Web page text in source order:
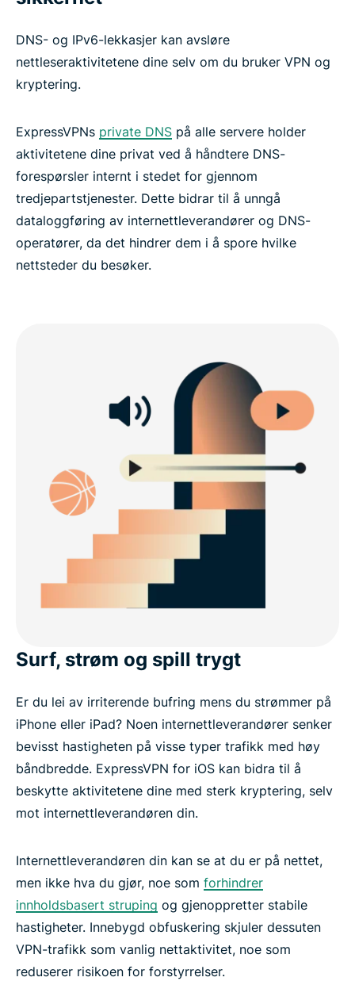
DNS- og IPv6-lekkasjer kan avsløre
nettleseraktivitetene dine selv om du bruker VPN og
kryptering.
ExpressVPNs private DNS på alle servere holder
aktivitetene dine privat ved å håndtere DNS-
forespørsler internt i stedet for gjennom
tredjepartstjenester. Dette bidrar til å unngå
dataloggføring av internettleverandører og DNS-
operatører, da det hindrer dem i å spore hvilke
nettsteder du besøker.
Surf, strøm og spill trygt
Er du lei av irriterende bufring mens du strømmer på
iPhone eller iPad? Noen internettleverandører senker
bevisst hastigheten på visse typer trafikk med høy
båndbredde. ExpressVPN for iOS kan bidra til å
beskytte aktivitetene dine med sterk kryptering, selv
mot internettleverandøren din.
Internettleverandøren din kan se at du er på nettet,
men ikke hva du gjør, noe som forhindrer
innholdsbasert struping og gjenoppretter stabile
hastigheter. Innebygd obfuskering skjuler dessuten
VPN-trafikk som vanlig nettaktivitet, noe som
reduserer risikoen for forstyrrelser.